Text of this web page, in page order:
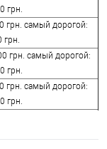
грн.
грн. самый дорогой:
грн.
грн. самый дорогой:
грн.
грн. самый дорогой:
грн.